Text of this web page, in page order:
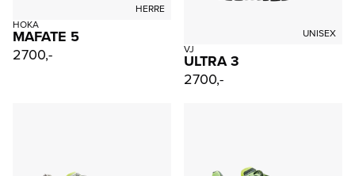
HERRE
HOKA
MAFATE 5
2700,-
UNISEX
VJ
ULTRA 3
2700,-